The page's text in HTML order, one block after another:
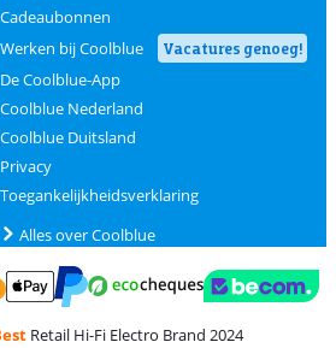
Cadeaubonnen
Werken bij Coolblue
Vacatures genoeg!
De Coolblue-App
Coolblue Nederland
Coolblue Duitsland
Privacy
Toegankelijkheidsverklaring
Alles over Coolblue
en Visa via ClickToPay
Betalen met PayPal
Retail Hi-Fi Electro Brand 2024